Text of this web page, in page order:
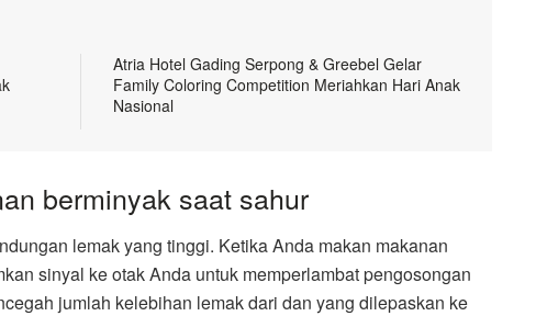
Atria Hotel Gading Serpong & Greebel Gelar
Family Coloring Competition Meriahkan Hari Anak
Nasional
berminyak saat sahur
lemak yang tinggi. Ketika Anda makan makanan
sinyal ke otak Anda untuk memperlambat pengosongan
jumlah kelebihan lemak dari dan yang dilepaskan ke